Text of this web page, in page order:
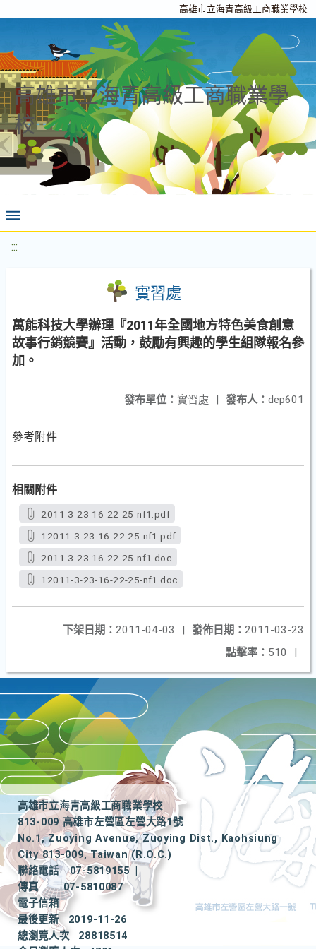
高雄市立海青高級工商職業學校
高雄市立海青高級工商職業學
校
:::
實習處
萬能科技大學辦理『2011年全國地方特色美食創意
故事行銷競賽』活動，鼓勵有興趣的學生組隊報名參
加。
發布人： dep601
發布單位： 實習處 |
參考附件
相關附件
2011-3-23-16-22-25-nf1.pdf
12011-3-23-16-22-25-nf1.pdf
2011-3-23-16-22-25-nf1.doc
12011-3-23-16-22-25-nf1.doc
發佈日期： 2011-03-23
下架日期： 2011-04-03
|
點擊率： 510 |
高雄市立海青高級工商職業學校
813-009 高雄市左營區左營大路1號
No.1, Zuoying Avenue, Zuoying Dist., Kaohsiung
City 813-009, Taiwan (R.O.C.)
聯絡電話
07-5819155
|
傳真
07-5810087
電子信箱
最後更新
2019-11-26
總瀏覽人次
28818514